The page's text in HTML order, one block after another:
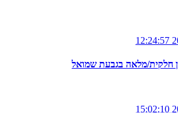
חלקית/מלאה בגבעת שמואל